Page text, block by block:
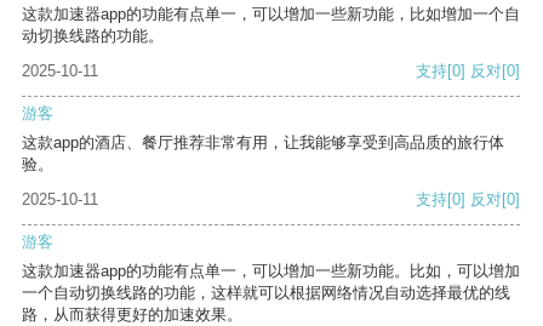
这款加速器app的功能有点单一，可以增加一些新功能，比如增加一个自
动切换线路的功能。
2025-10-11
支持[0] 反对[0]
游客
这款app的酒店、餐厅推荐非常有用，让我能够享受到高品质的旅行体
验。
2025-10-11
支持[0] 反对[0]
游客
这款加速器app的功能有点单一，可以增加一些新功能。比如，可以增加
一个自动切换线路的功能，这样就可以根据网络情况自动选择最优的线
路，从而获得更好的加速效果。